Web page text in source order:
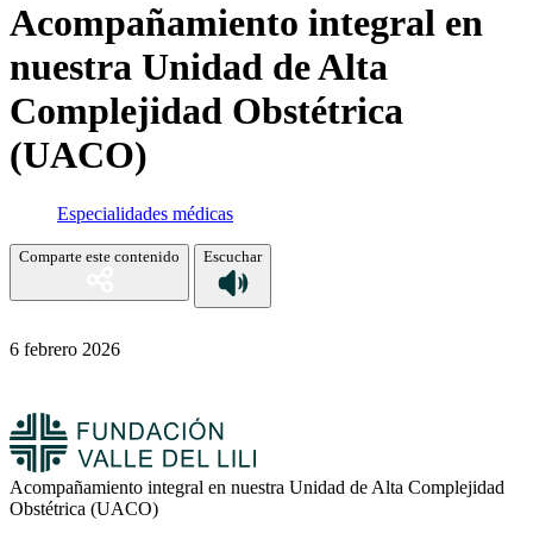
Acompañamiento integral en
nuestra Unidad de Alta
Complejidad Obstétrica
(UACO)
Especialidades médicas
Comparte este contenido Escuchar
6 febrero 2026
Acompañamiento integral en nuestra Unidad de Alta Complejidad
Obstétrica (UACO)